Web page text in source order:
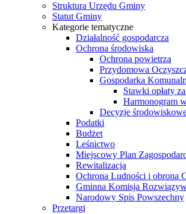
Struktura Urzędu Gminy
Statut Gminy
Kategorie tematyczne
Działalność gospodarcza
Ochrona środowiska
Ochrona powietrza
Przydomowa
Gospodarka
Stawki opłaty
Harmonogram
Decyzje
Podatki
Budżet
Leśnictwo
Miejscowy Plan
Rewitalizacja
Ochrona Ludności i obrona
Gminna Komisja
Narodowy Spis Powszechny
Przetargi